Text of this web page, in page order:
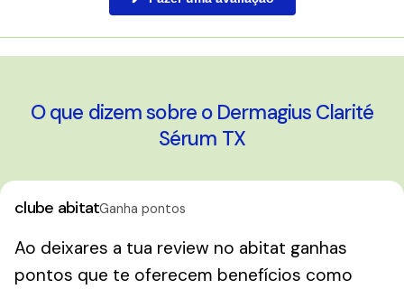
numa
janela)
O que dizem sobre o Dermagius Clarité
Sérum TX
clube abitatGanha pontos
Ao deixares a tua review no abitat ganhas
pontos que te oferecem benefícios como